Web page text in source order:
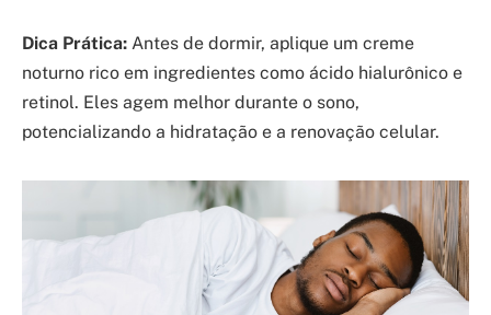
Dica Prática: Antes de dormir, aplique um creme
noturno rico em ingredientes como ácido hialurônico e
retinol. Eles agem melhor durante o sono,
potencializando a hidratação e a renovação celular.